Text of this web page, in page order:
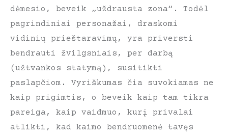
dėmesio, beveik „uždrausta zona“. Todėl
pagrindiniai personažai, draskomi
vidinių prieštaravimų, yra priversti
bendrauti žvilgsniais, per darbą
(užtvankos statymą), susitikti
paslapčiom. Vyriškumas čia suvokiamas ne
kaip prigimtis, o beveik kaip tam tikra
pareiga, kaip vaidmuo, kurį privalai
atlikti, kad kaimo bendruomenė tavęs